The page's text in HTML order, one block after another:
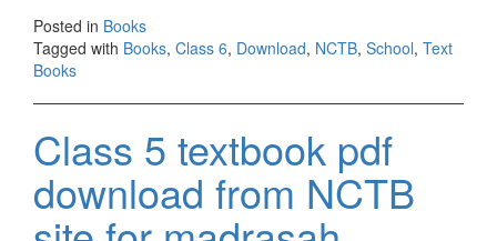
Posted in Books
Tagged with Books, Class 6, Download, NCTB, School, Text
Books
Class 5 textbook pdf
download from NCTB